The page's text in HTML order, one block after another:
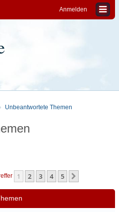
Anmelden
Unbeantwortete Themen
1 2 3 4 5